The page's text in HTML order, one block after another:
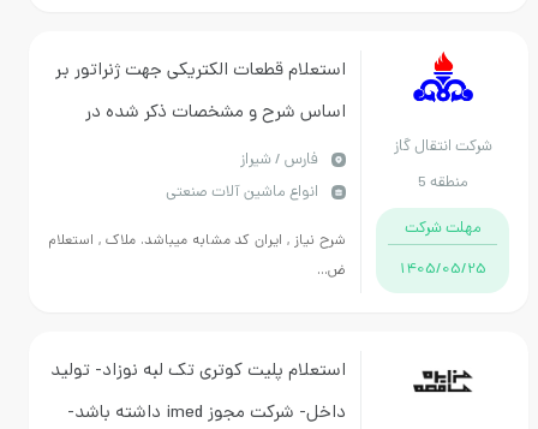
گاز
شرکت
1405/
استعلام قطعات الکتریکی جهت ژنراتور بر
اساس شرح و مشخصات ذکر شده در
استعلام ضمیمه
فارس / شیراز
انواع ماشین آلات صنعتی
شرح نیاز , ایران کد مشابه میباشد. ملاک , استعلام
ض...
استعلام پلیت کوتری تک لبه نوزاد- تولید
داخل- شرکت مجوز imed داشته باشد-